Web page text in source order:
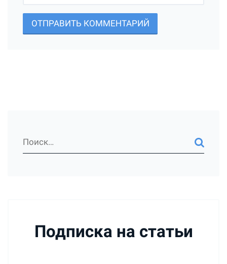
ОТПРАВИТЬ КОММЕНТАРИЙ
Подписка на статьи